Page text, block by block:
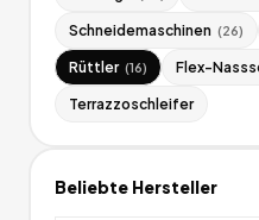
Schneidemaschinen (26)
Rüttler (16) Flex-
Terrazzoschleifer
Beliebte Hersteller